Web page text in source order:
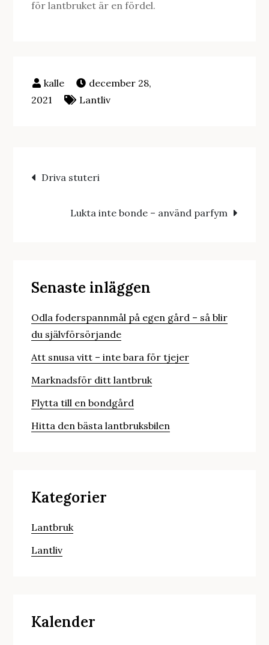
för lantbruket är en fördel.
december 28,
2021
Lantliv
Inläggsnavigering
Driva stuteri
Lukta inte bonde – använd parfym
Senaste inläggen
Odla foderspannmål på egen gård – så blir
du självförsörjande
Att snusa vitt – inte bara för tjejer
Marknadsför ditt lantbruk
Flytta till en bondgård
Hitta den bästa lantbruksbilen
Kategorier
Lantbruk
Lantliv
Kalender